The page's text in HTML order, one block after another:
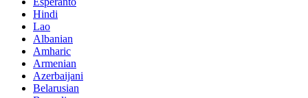
Hindi
Lao
Albanian
Amharic
Armenian
Azerbaijani
Belarusian